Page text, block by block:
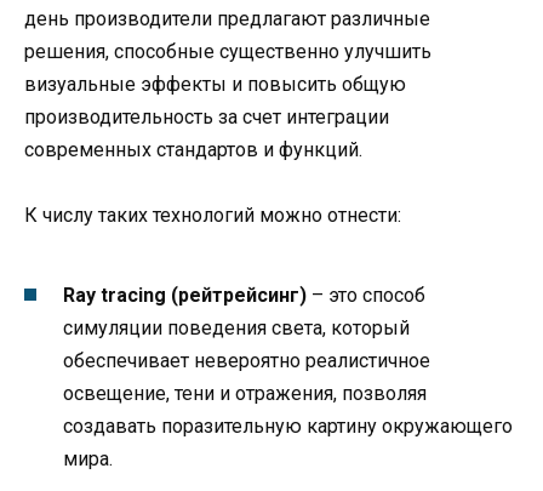
день производители предлагают различные
решения, способные существенно улучшить
визуальные эффекты и повысить общую
производительность за счет интеграции
современных стандартов и функций.
К числу таких технологий можно отнести:
Ray tracing (рейтрейсинг) – это способ
симуляции поведения света, который
обеспечивает невероятно реалистичное
освещение, тени и отражения, позволяя
создавать поразительную картину окружающего
мира.